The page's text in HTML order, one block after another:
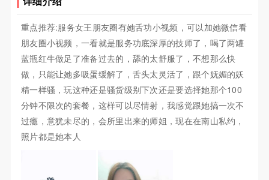
重点推荐:服务女王朋友圈有她舌功小视频，可以加她微信看
朋友圈小视频，一看就是服务功底深厚的技师了，喝了两罐
蓝瓶红牛做足了准备过去的，舔的太舒服了，不想那么快
做，只能让她多吸蛋缓解了，舌头太灵活了，跟个妩媚的妖
精一样骚，玩这种还是骚货级别下次还是要选择她那个100
分钟不限次的套餐，这样可以尽情射，我感觉跟她搞一次不
过瘾，意犹未尽的，会所里出来的师姐，现在在南山私约，
照片都是她本人